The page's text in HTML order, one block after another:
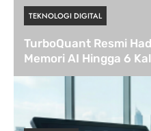
TEKNOLOGI DIGITAL
TurboQuant Resmi
Memori AI Hingga 6